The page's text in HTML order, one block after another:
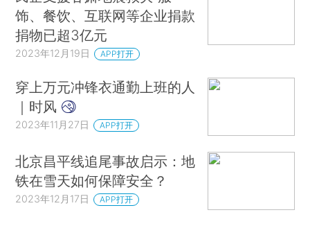
饰、餐饮、互联网等企业捐款
捐物已超3亿元
2023年12月19日 APP打开
穿上万元冲锋衣通勤上班的人
｜时风
2023年11月27日 APP打开
北京昌平线追尾事故启示：地
铁在雪天如何保障安全？
2023年12月17日 APP打开